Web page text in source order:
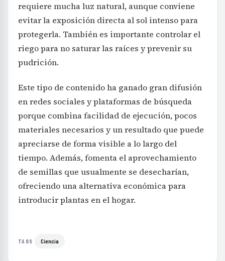
requiere mucha luz natural, aunque conviene
evitar la exposición directa al sol intenso para
protegerla. También es importante controlar el
riego para no saturar las raíces y prevenir su
pudrición.
Este tipo de contenido ha ganado gran difusión
en redes sociales y plataformas de búsqueda
porque combina facilidad de ejecución, pocos
materiales necesarios y un resultado que puede
apreciarse de forma visible a lo largo del
tiempo. Además, fomenta el aprovechamiento
de semillas que usualmente se desecharían,
ofreciendo una alternativa económica para
introducir plantas en el hogar.
TAGS Ciencia